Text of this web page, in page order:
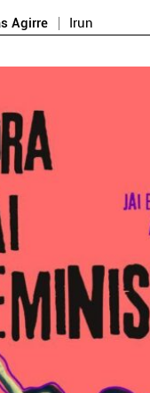
Agirre Irun